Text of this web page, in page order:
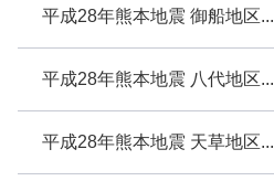
平成28年熊本地震 御船地区...
平成28年熊本地震 八代地区...
平成28年熊本地震 天草地区...